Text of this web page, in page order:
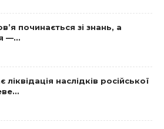
починається зі знань, а
—…
наслідків російської